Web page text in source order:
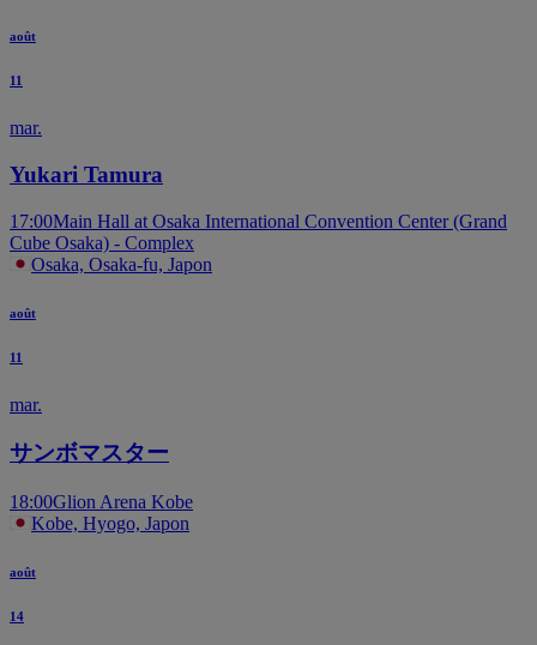
août
11
mar.
Yukari Tamura
17:00Main Hall at Osaka International Convention Center (Grand
Cube Osaka) - Complex
Osaka, Osaka-fu, Japon
août
11
mar.
サンボマスター
18:00Glion Arena Kobe
Kobe, Hyogo, Japon
août
14